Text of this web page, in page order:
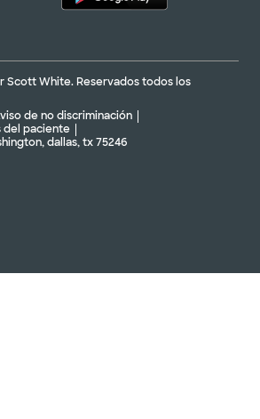
Scott White. Reservados todos los
de no discriminación
del paciente
dallas, tx 75246